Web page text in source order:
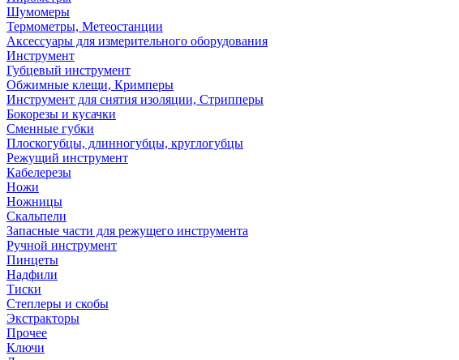
Шумомеры
Термометры, Метеостанции
Аксессуары для измерительного оборудования
Инструмент
Губцевый инструмент
Обжимные клещи, Кримперы
Инструмент для снятия изоляции, Стрипперы
Бокорезы и кусачки
Сменные губки
Плоскогубцы, длинногубцы, круглогубцы
Режущий инструмент
Кабелерезы
Ножи
Ножницы
Скальпели
Запасные части для режущего инструмента
Ручной инструмент
Пинцеты
Надфили
Тиски
Степлеры и скобы
Экстракторы
Прочее
Ключи